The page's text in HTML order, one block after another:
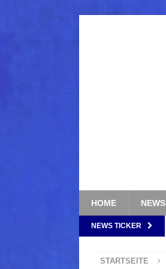
HOME NEWS
NEWS TICKER
STARTSEITE